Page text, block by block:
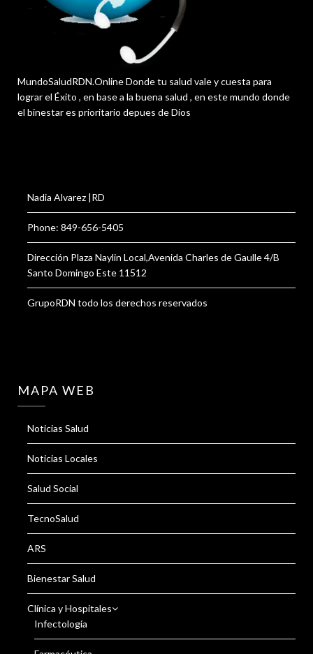
MundoSaludRDN.Online Donde tu salud vale y cuesta para
lograr el Éxito , en base a la buena salud , en este mundo donde
el binestar es prioritario depues de Dios
Nadia Alvarez |RD
Phone: 849-656-5405
Dirección Plaza Naylin Local,Avenida Charles de Gaulle 4/B
Santo Domingo Este 11512
GrupoRDN todo los derechos reservados
MAPA WEB
Noticias Salud
Noticias Locales
Salud Social
TecnoSalud
ARS
Bienestar Salud
Clínica y Hospitales
Infectología